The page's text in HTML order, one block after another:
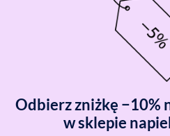
Odbierz zniżkę −10%
w sklepie